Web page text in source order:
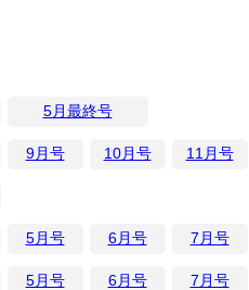
5月最終号
9月号 10月号 11月号
5月号 6月号 7月号
5月号 6月号 7月号